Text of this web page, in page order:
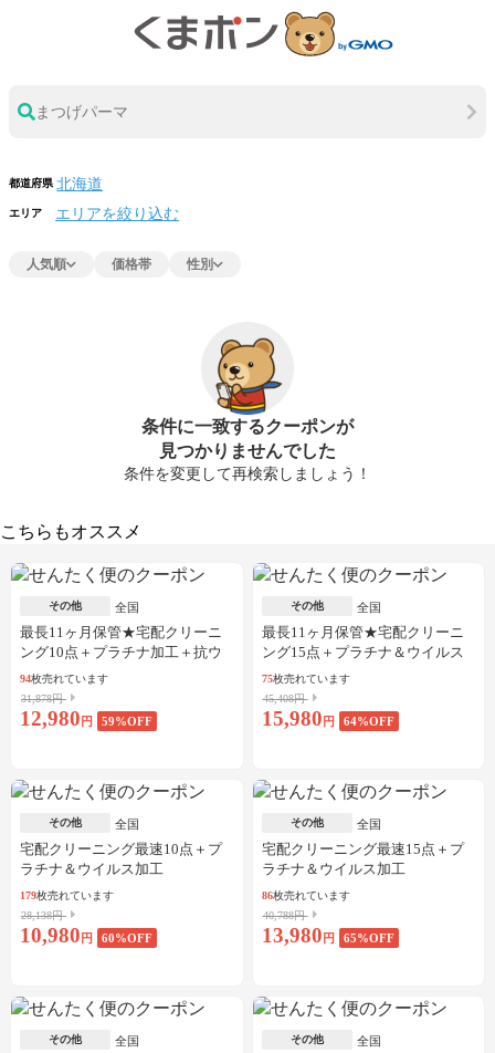
まつげパーマ
都道府県
エリア エリアを絞り込む
人気順 価格帯 性別
条件に一致するクーポンが
見つかりませんでした
条件を変更して再検索しましょう！
こちらもオススメ
その他 全国
最長11ヶ月保管★宅配クリーニ
ング10点＋プラチナ加工＋抗ウ
イルス加工
94枚売れています
31,878円
12,980 円 59%OFF
その他 全国
最長11ヶ月保管★宅配クリーニ
ング15点＋プラチナ＆ウイルス
加工
75枚売れています
45,408円
15,980 円 64%OFF
その他 全国
宅配クリーニング最速10点＋プ
ラチナ＆ウイルス加工
179枚売れています
28,138円
10,980 円 60%OFF
その他 全国
宅配クリーニング最速15点＋プ
ラチナ＆ウイルス加工
86枚売れています
40,788円
13,980 円 65%OFF
その他 全国 その他 全国